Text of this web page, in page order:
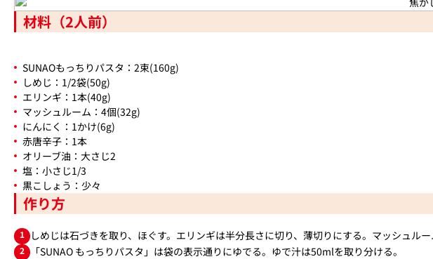
材料（2人前）
SUNAOもっちりパスタ：2束(160g)
しめじ：1/2袋(50g)
エリンギ：1本(40g)
マッシュルーム：4個(32g)
にんにく：1かけ(6g)
赤唐辛子：1本
オリーブ油：大さじ2
塩：小さじ1/3
黒こしょう：少々
作り方
1 しめじは石づきを取り、ほぐす。エリンギは半分長さに切り、薄切りにする。マッシュル
2 「SUNAO もっちりパスタ」は袋の表示通りにゆでる。ゆで汁は50mlを取り分ける。